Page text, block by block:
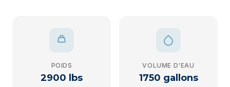
POIDS
2900 lbs
VOLUME D'EAU
1750 gallons